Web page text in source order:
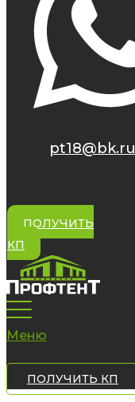
pt18@bk.ru
ПОЛУЧИТЬ
КП
Меню
ПОЛУЧИТЬ КП